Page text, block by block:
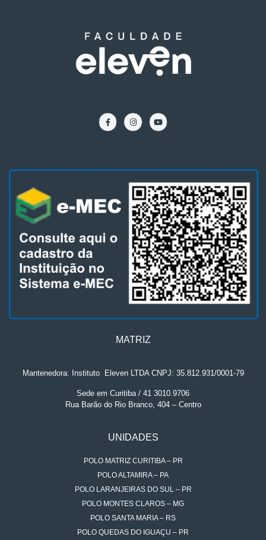
MATRIZ
Mantenedora: Instituto. Eleven LTDA CNPJ: 35.812.931/0001-79
Sede em Curitiba / 41 3010.9706
Rua Barão do Rio Branco, 404 – Centro
UNIDADES
POLO MATRIZ CURITIBA – PR
POLO ALTAMIRA – PA
POLO LARANJEIRAS DO SUL – PR
POLO MONTES CLAROS – MG
POLO SANTA MARIA – RS
POLO QUEDAS DO IGUAÇU – PR